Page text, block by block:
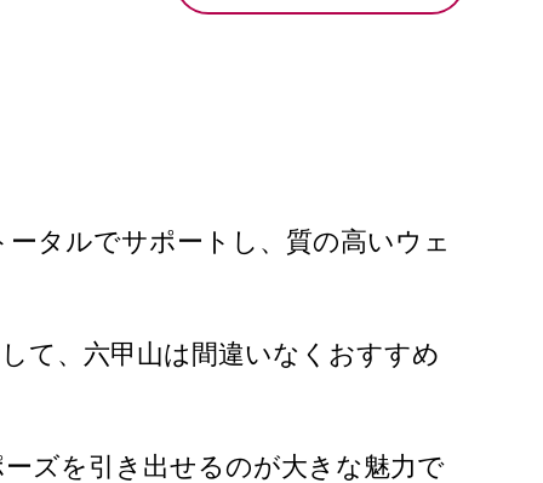
タルでサポートし、質の高いウェ
て、六甲山は間違いなくおすすめ
ズを引き出せるのが大きな魅力で